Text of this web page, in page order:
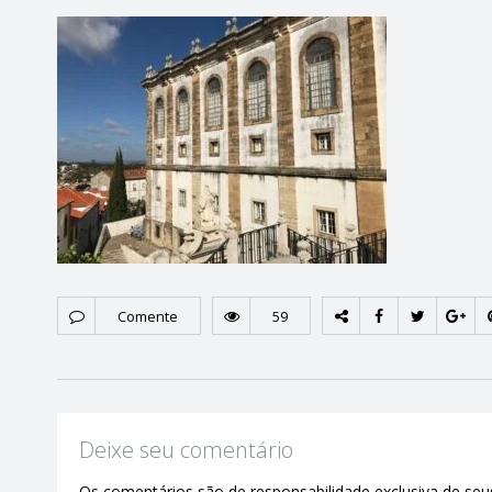
Comente 59
Deixe seu comentário